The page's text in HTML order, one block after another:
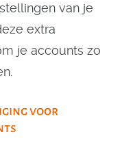
van je
extra
je accounts zo
voor